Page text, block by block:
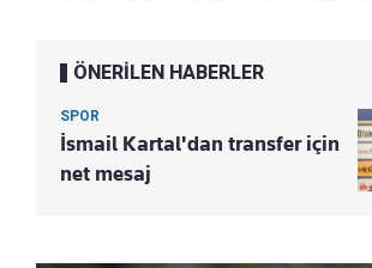
ÖNERİLEN HABERLER
SPOR
İsmail Kartal'dan transfer için
net mesaj